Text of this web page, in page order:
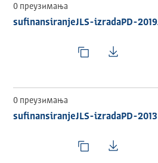
0 преузимања
sufinansiranjeJLS-izradaPD-
0 преузимања
sufinansiranjeJLS-izradaPD-